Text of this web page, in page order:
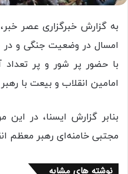
به گزارش خبرگزاری عصر
امسال در وضعیت جنگی و در
با حضور پر شور و پر تعداد
امامین انقلاب و بیعت با
بنابر گزارش ایسنا، در
مجتبی خامنه‌ای رهبر معظم
نوشته های مشابه